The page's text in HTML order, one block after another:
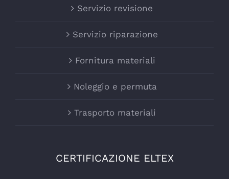
Servizio revisione
Servizio riparazione
Fornitura materiali
Noleggio e permuta
Trasporto materiali
CERTIFICAZIONE ELTEX